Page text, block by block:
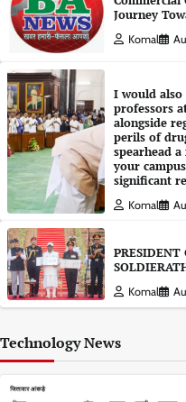
Journey
Komal
I would
professors
alongside
perils of
spearhead
your
significant
Komal
PRESIDENT
Komal
Technology News